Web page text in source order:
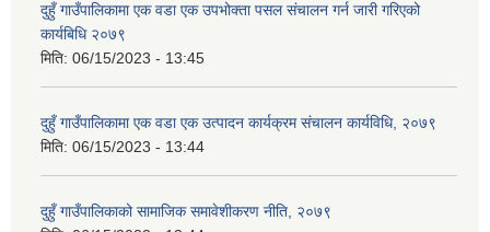
दुहुँ गाउँपालिकामा एक वडा एक उपभोक्ता पसल संचालन गर्न जारी गरिएको
कार्यबिधि २०७९
मिति: 06/15/2023 - 13:45
दुहुँ गाउँपालिकामा एक वडा एक उत्पादन कार्यक्रम संचालन कार्यविधि, २०७९
मिति: 06/15/2023 - 13:44
दुहुँ गाउँपालिकाको सामाजिक समावेशीकरण नीति, २०७९